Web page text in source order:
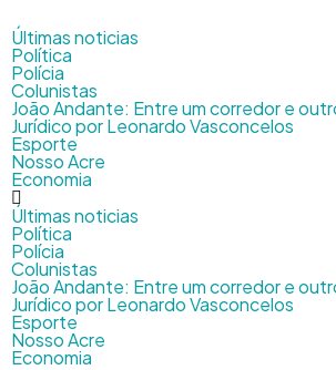
Últimas noticias
Política
Polícia
Colunistas
João Andante: Entre um corredor e
Jurídico por Leonardo Vasconcelos
Esporte
Nosso Acre
Economia
Últimas noticias
Política
Polícia
Colunistas
João Andante: Entre um corredor e
Jurídico por Leonardo Vasconcelos
Esporte
Nosso Acre
Economia